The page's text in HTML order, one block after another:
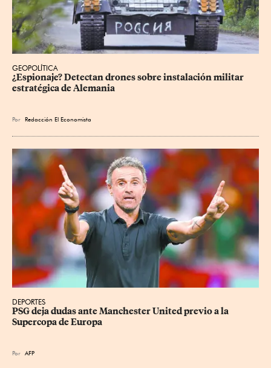
GEOPOLÍTICA
¿Espionaje? Detectan drones sobre instalación militar
estratégica de Alemania
Por Redacción El Economista
DEPORTES
PSG deja dudas ante Manchester United previo a la
Supercopa de Europa
Por AFP